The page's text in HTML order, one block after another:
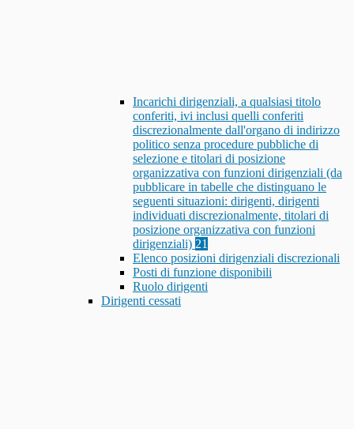
Incarichi dirigenziali, a qualsiasi titolo
conferiti, ivi inclusi quelli conferiti
discrezionalmente dall'organo di indirizzo
politico senza procedure pubbliche di
selezione e titolari di posizione
organizzativa con funzioni dirigenziali (da
pubblicare in tabelle che distinguano le
seguenti situazioni: dirigenti, dirigenti
individuati discrezionalmente, titolari di
posizione organizzativa con funzioni
dirigenziali) 21
Elenco posizioni dirigenziali discrezionali
Posti di funzione disponibili
Ruolo dirigenti
Dirigenti cessati